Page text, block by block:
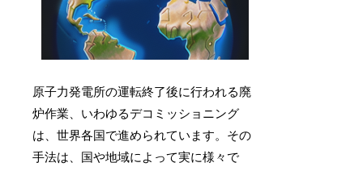
原子力発電所の運転終了後に行われる廃
炉作業、いわゆるデコミッショニング
は、世界各国で進められています。その
手法は、国や地域によって実に様々で